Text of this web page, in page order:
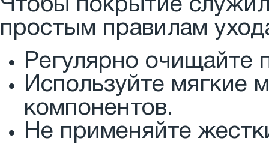
Чтобы покрытие
простым правилам
Регулярно очищайте
Используйте мягкие
компонентов.
Не применяйте